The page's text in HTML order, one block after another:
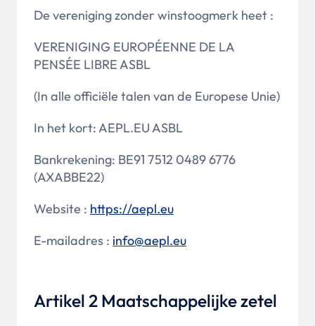
De vereniging zonder winstoogmerk heet :
VERENIGING EUROPÉENNE DE LA
PENSÉE LIBRE ASBL
(In alle officiële talen van de Europese Unie)
In het kort: AEPL.EU ASBL
Bankrekening: BE91 7512 0489 6776
(AXABBE22)
Website : https://aepl.eu
E-mailadres : info@aepl.eu
Artikel 2 Maatschappelijke zetel